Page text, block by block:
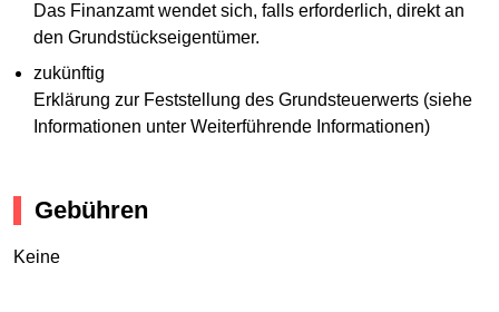
Das Finanzamt wendet sich, falls erforderlich, direkt an
den Grundstückseigentümer.
zukünftig
Erklärung zur Feststellung des Grundsteuerwerts (siehe
Informationen unter Weiterführende Informationen)
Gebühren
Keine